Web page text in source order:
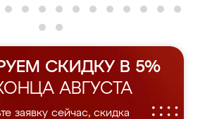
СКИДКУ В 5%
АВГУСТА
заявку сейчас, скидка